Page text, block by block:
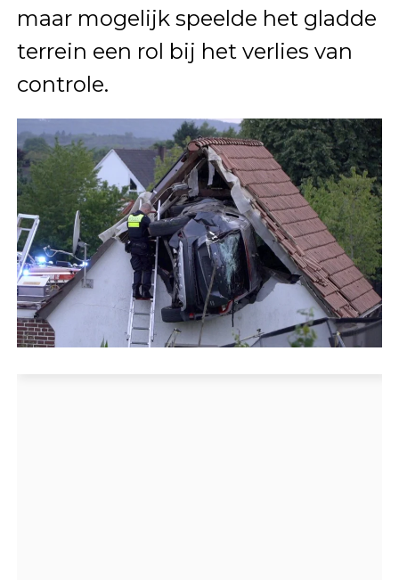
maar mogelijk speelde het gladde
terrein een rol bij het verlies van
controle.